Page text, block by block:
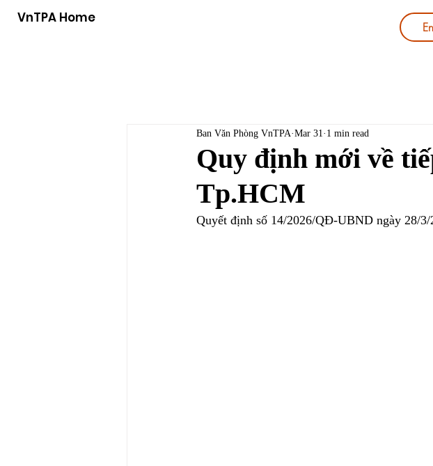
VnTPA Home
Quy định mới về
Tp.HCM
Ban Văn Phòng VnTPA Mar 31 1 min read
Quyết định số 14/2026/QĐ-UBND ngày 28/